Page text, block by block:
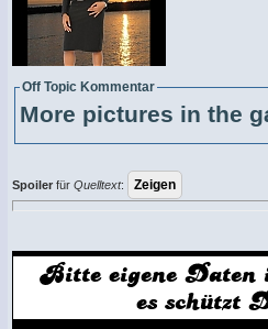
Off Topic Kommentar
More pictures in the
Spoiler fürQuelltext: